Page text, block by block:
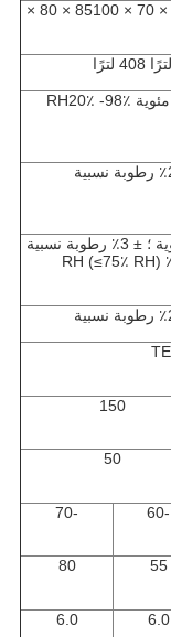
40 × 50 × 40 50 × 50 × 60 70 × 70 × 85100 × 80 ×
± 0.5 درجة مئوية- ± 2 درجة مئوية ؛ ± 3٪ رطوبة نسبية
150
50
-60
-70
55
80
6.0
6.0